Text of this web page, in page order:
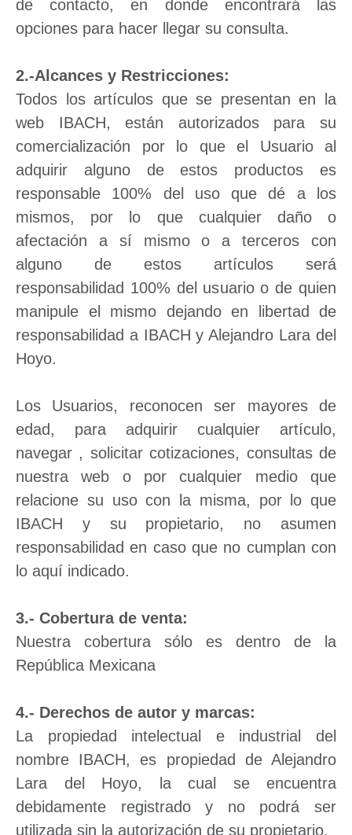
de contacto, en donde encontrará las
opciones para hacer llegar su consulta.
2.-Alcances y Restricciones:
Todos los artículos que se presentan en la
web IBACH, están autorizados para su
comercialización por lo que el Usuario al
adquirir alguno de estos productos es
responsable 100% del uso que dé a los
mismos, por lo que cualquier daño o
afectación a sí mismo o a terceros con
alguno de estos artículos será
responsabilidad 100% del usuario o de quien
manipule el mismo dejando en libertad de
responsabilidad a IBACH y Alejandro Lara del
Hoyo.
Los Usuarios, reconocen ser mayores de
edad, para adquirir cualquier artículo,
navegar , solicitar cotizaciones, consultas de
nuestra web o por cualquier medio que
relacione su uso con la misma, por lo que
IBACH y su propietario, no asumen
responsabilidad en caso que no cumplan con
lo aquí indicado.
3.- Cobertura de venta:
Nuestra cobertura sólo es dentro de la
República Mexicana
4.- Derechos de autor y marcas:
La propiedad intelectual e industrial del
nombre IBACH, es propiedad de Alejandro
Lara del Hoyo, la cual se encuentra
debidamente registrado y no podrá ser
utilizada sin la autorización de su propietario.